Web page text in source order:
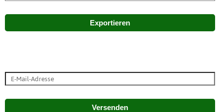
Exportieren
Versenden